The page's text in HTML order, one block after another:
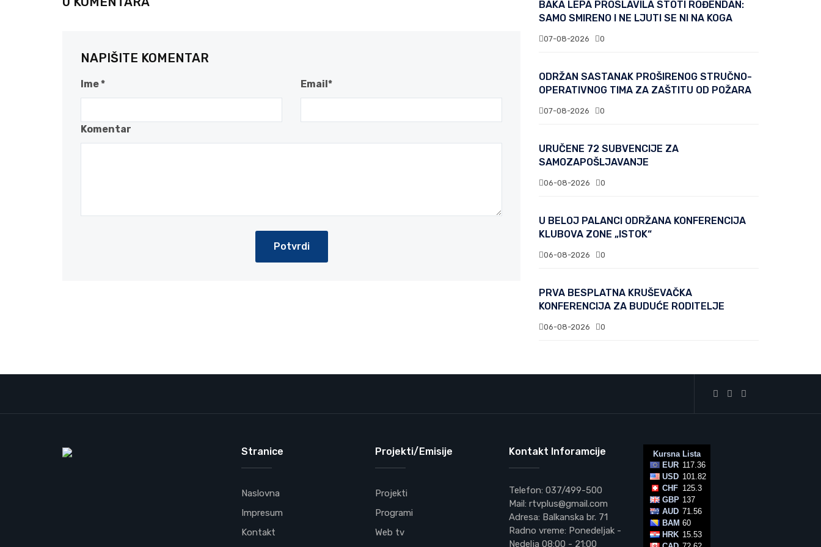
NAPIŠITE KOMENTAR
Ime * Email*
Komentar
Potvrdi
BAKA LEPA PROSLAVILA STOTI ROĐENDAN:
SAMO SMIRENO I NE LJUTI SE NI NA KOGA
07-08-2026 0
ODRŽAN SASTANAK PROŠIRENOG STRUČNO-
OPERATIVNOG TIMA ZA ZAŠTITU OD POŽARA
07-08-2026 0
URUČENE 72 SUBVENCIJE ZA
SAMOZAPOŠLJAVANJE
06-08-2026 0
U BELOJ PALANCI ODRŽANA KONFERENCIJA
KLUBOVA ZONE „ISTOK“
06-08-2026 0
PRVA BESPLATNA KRUŠEVAČKA
KONFERENCIJA ZA BUDUĆE RODITELJE
06-08-2026 0
Stranice
Naslovna
Impresum
Kontakt
Projekti/Emisije
Projekti
Programi
Web tv
Kontakt Inforamcije
Telefon: 037/499-500
Mail: rtvplus@gmail.com
Adresa: Balkanska br. 71
Radno vreme: Ponedeljak -
Nedelja 08:00 - 21:00